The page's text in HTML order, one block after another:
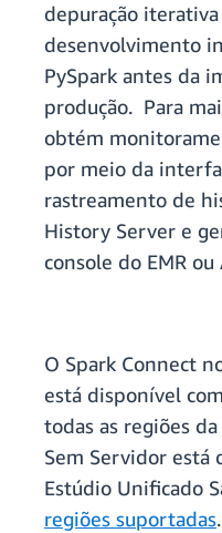
depuração iterativa
desenvolvimento
PySpark antes da
produção. Para
obtém
por meio da
rastreamento de
History Server e
console do EMR ou
O Spark Connect
está disponível
todas as regiões
Sem Servidor está
Estúdio Unificado
regiões suportadas